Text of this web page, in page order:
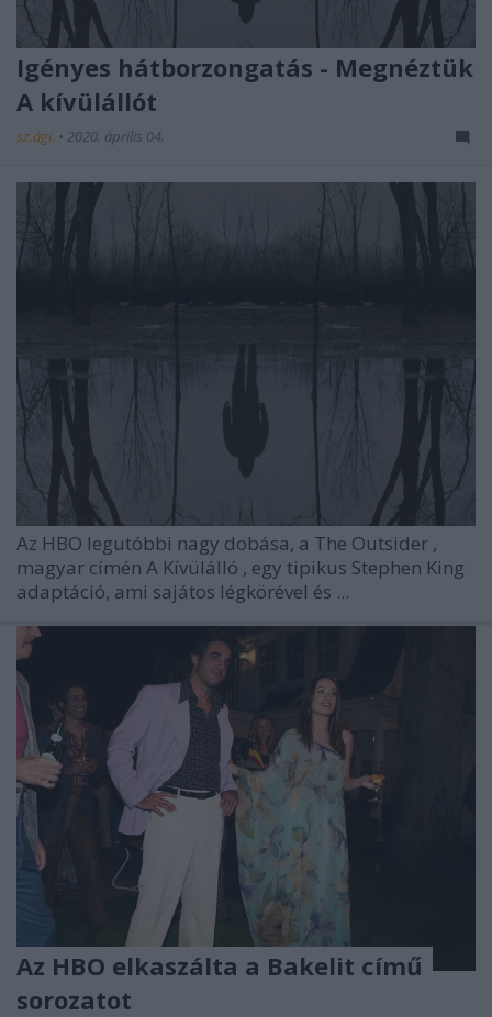
Igényes hátborzongatás - Megnéztük
A kívülállót
sz.ági. • 2020. április 04.
Az HBO legutóbbi nagy dobása, a The Outsider ,
magyar címén A Kívülálló , egy tipikus Stephen King
adaptáció, ami sajátos légkörével és ...
Az HBO elkaszálta a Bakelit című
sorozatot